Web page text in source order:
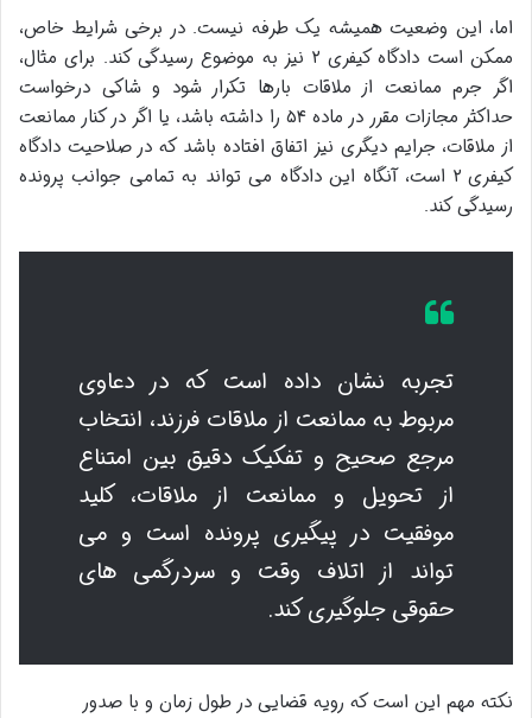
اما، این وضعیت همیشه یک طرفه نیست. در برخی شرایط خاص،
ممکن است دادگاه کیفری ۲ نیز به موضوع رسیدگی کند. برای مثال،
اگر جرم ممانعت از ملاقات بارها تکرار شود و شاکی درخواست
حداکثر مجازات مقرر در ماده ۵۴ را داشته باشد، یا اگر در کنار ممانعت
از ملاقات، جرایم دیگری نیز اتفاق افتاده باشد که در صلاحیت دادگاه
کیفری ۲ است، آنگاه این دادگاه می تواند به تمامی جوانب پرونده
رسیدگی کند.
تجربه نشان داده است که در دعاوی
مربوط به ممانعت از ملاقات فرزند، انتخاب
مرجع صحیح و تفکیک دقیق بین امتناع
از تحویل و ممانعت از ملاقات، کلید
موفقیت در پیگیری پرونده است و می
تواند از اتلاف وقت و سردرگمی های
حقوقی جلوگیری کند.
نکته مهم این است که رویه قضایی در طول زمان و با صدور